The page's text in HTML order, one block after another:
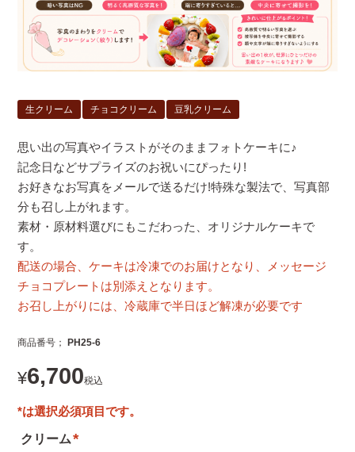
生クリーム チョコクリーム 豆乳クリーム
思い出の写真やイラストがそのままフォトケーキに♪
記念日などサプライズのお祝いにぴったり!
お好きなお写真をメールで送るだけ!特殊な製法で、写真部
分も召し上がれます。
素材・原材料選びにもこだわった、オリジナルケーキで
す。
配送の場合、ケーキは冷凍でのお届けとなり、メッセージ
チョコプレートは別添えとなります。
お召し上がりには、冷蔵庫で半日ほど解凍が必要です
商品番号 PH25-6
¥6,700税込
クリーム